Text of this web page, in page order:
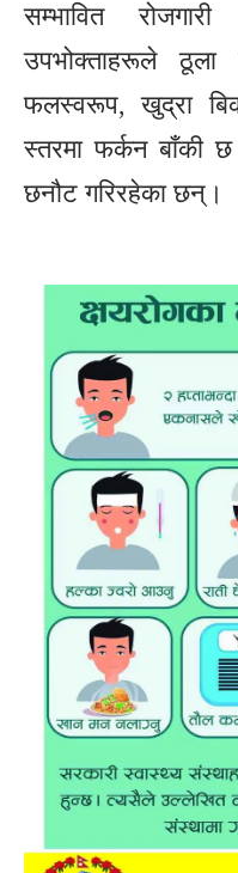
सम्भावित रोजगारी
उपभोक्ताहरूले ठूला
फलस्वरूप, खुद्रा
स्तरमा फर्कन बाँकी
छनौट गरिरहेका छन्।